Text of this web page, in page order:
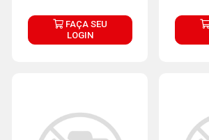
FAÇA SEU
LOGIN